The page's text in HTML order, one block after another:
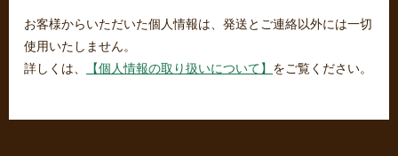
お客様からいただいた個人情報は、発送とご連絡以外には一切
使用いたしません。
詳しくは、
【個人情報の取り扱いについて】 をご覧ください。